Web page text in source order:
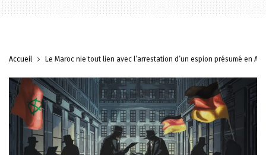
Accueil Le Maroc nie tout lien avec l’arrestation d’un espion présumé en